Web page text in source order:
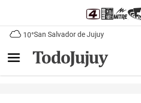
10°San Salvador de Jujuy